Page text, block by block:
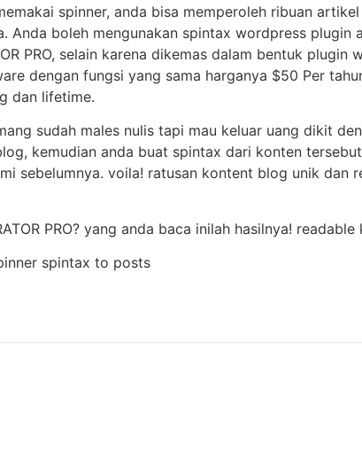
spinner, anda bisa memperoleh ribuan
Anda boleh mengunakan spintax wordpress plugin
PRO, selain karena dikemas dalam bentuk plugin
dengan fungsi yang sama harganya $50 Per
dan lifetime.
sudah males nulis tapi mau keluar uang dikit
kemudian anda buat spintax dari konten
sebelumnya. voila! ratusan kontent blog unik dan
PRO? yang anda baca inilah hasilnya! readable